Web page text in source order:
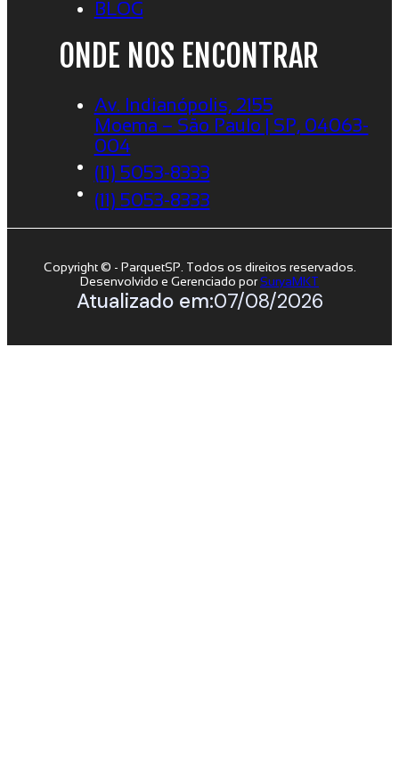
BLOG
ONDE NOS ENCONTRAR
Av. Indianópolis, 2155
Moema – São Paulo | SP, 04063-
004
(11) 5053-8333
(11) 5053-8333
Copyright © - ParquetSP. Todos os direitos reservados.
Desenvolvido e Gerenciado porSuryaMKT
Atualizado em:07/08/2026